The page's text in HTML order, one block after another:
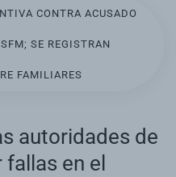
CONTRA ACUSADO
SE REGISTRAN
FAMILIARES
autoridades de
fallas en el